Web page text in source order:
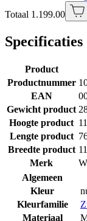
Totaal 1.199.00
Specificaties
Product
Productnummer
EAN
Gewicht product
Hoogte product
Lengte product
Breedte product
Merk
Algemeen
Kleur
Kleurfamilie
Materiaal